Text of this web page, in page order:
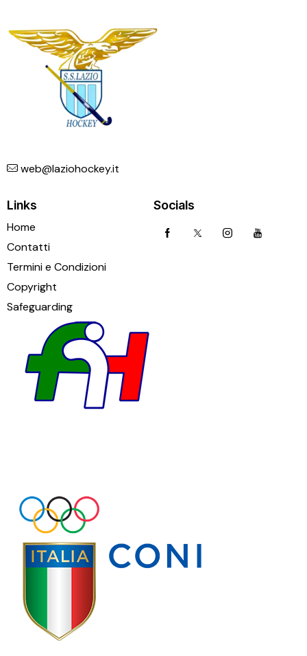
web@laziohockey.it
Links
Home
Contatti
Termini e Condizioni
Copyright
Safeguarding
Socials